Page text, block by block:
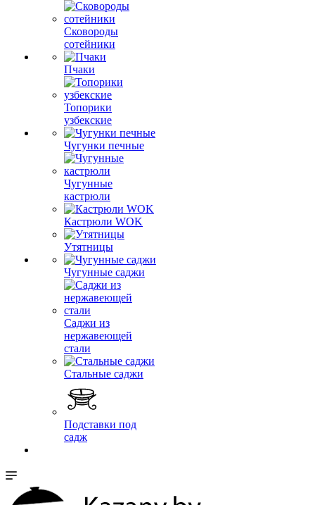
Сковороды
сотейники
Пчаки
Топорики
узбекские
Чугунки печные
Чугунные
кастрюли
Кастрюли WOK
Утятницы
Чугунные саджи
Саджи из
нержавеющей
стали
Стальные саджи
Подставки под
садж